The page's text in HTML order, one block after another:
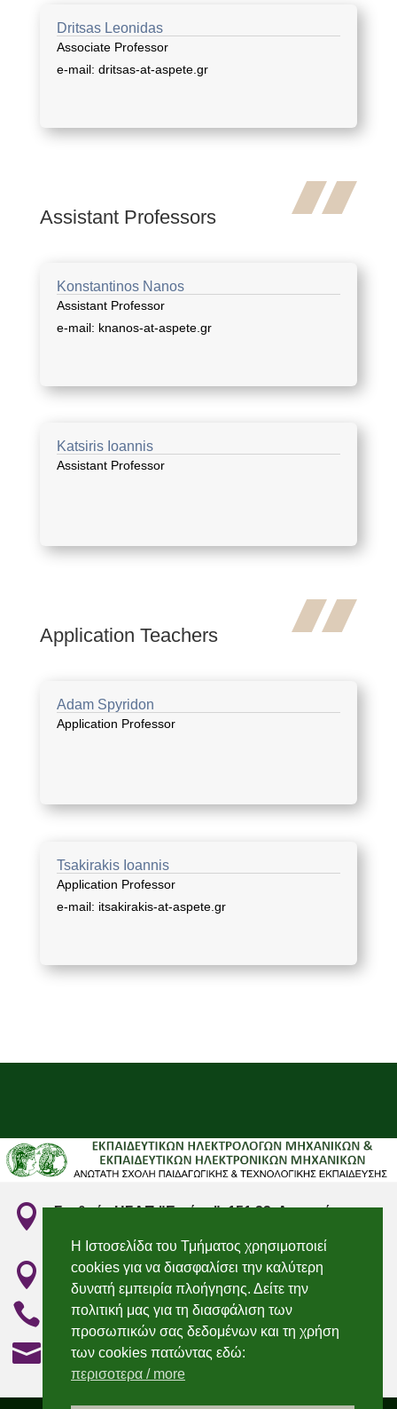
Dritsas Leonidas
Associate Professor
e-mail: dritsas-at-aspete.gr
Assistant Professors
Konstantinos Nanos
Assistant Professor
e-mail: knanos-at-aspete.gr
Katsiris Ioannis
Assistant Professor
Application Teachers
Adam Spyridon
Application Professor
Tsakirakis Ioannis
Application Professor
e-mail: itsakirakis-at-aspete.gr

Σταθμός ΗΣΑΠ "Ειρήνη", 151 22, Αμαρούσιο
 "Irini" Metro station, 151 22, Marousi, Attiki
 210 2896736 & 210 2896750
 elecengedu@aspete.gr
Η Ιστοσελίδα του Τμήματος χρησιμοποιεί
cookies για να διασφαλίσει την καλύτερη
δυνατή εμπειρία πλοήγησης. Δείτε την
πολιτική μας για τη διασφάλιση των
προσωπικών σας δεδομένων και τη χρήση
των cookies πατώντας εδώ:
περισοτερα / more